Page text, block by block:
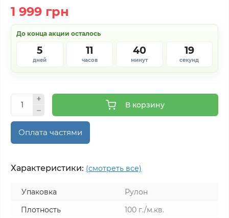
1 999 грн
До конца акции осталось
5
дней
11
часов
40
минут
19
секунд
В корзину
Оплата частями
Характеристики: (смотреть все)
Упаковка
Рулон
Плотность
100 г./м.кв.